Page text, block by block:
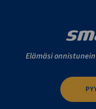
Elämäsi